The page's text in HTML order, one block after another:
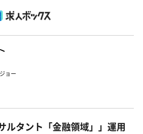
ョー
ルタント「金融領域」」運用